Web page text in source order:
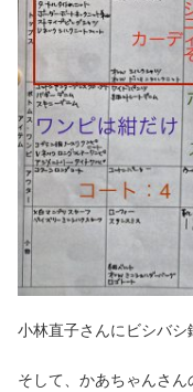
小林直子さんにビシバシ
そして、かあちゃんさ